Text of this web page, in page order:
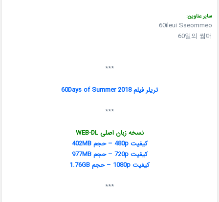
سایر عناوین:
60ileui Sseommeo
60일의 썸머
***
تریلر فیلم 60Days of Summer 2018
***
نسخه زبان اصلی WEB-DL
کیفیت 480p – حجم 402MB
کیفیت 720p – حجم 977MB
کیفیت 1080p – حجم 1.76GB
***